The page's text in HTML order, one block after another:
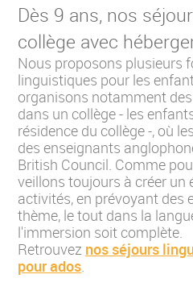
Dès 9 ans, nos
collège avec
Nous proposons plusieurs
linguistiques pour les
organisons notamment
dans un collège - les
résidence du collège -, où
des enseignants
British Council. Comme
veillons toujours à créer un
activités, en prévoyant des
thème, le tout dans la
l'immersion soit complète.
Retrouvez nos séjours
pour ados